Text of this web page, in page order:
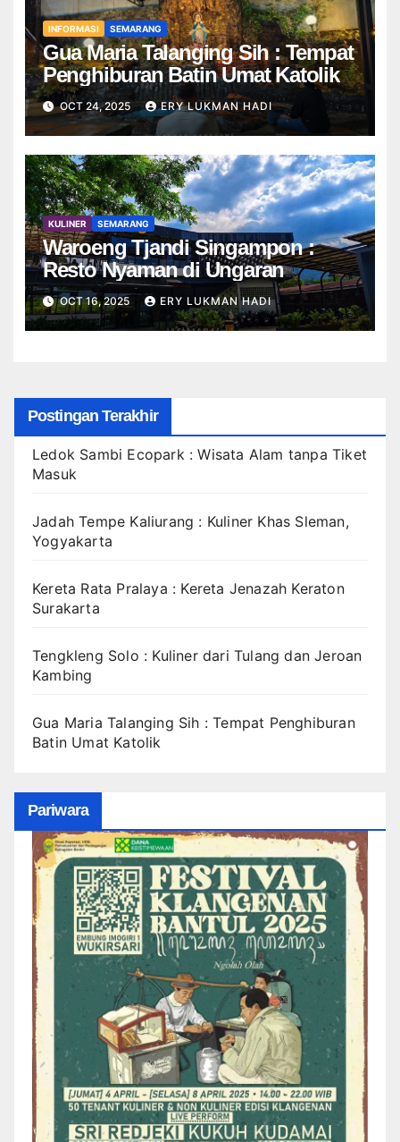
INFORMASI SEMARANG
Gua Maria Talanging Sih : Tempat
Penghiburan Batin Umat Katolik
OCT 24, 2025 ERY LUKMAN HADI
KULINER SEMARANG
Waroeng Tjandi Singampon :
Resto Nyaman di Ungaran
OCT 16, 2025 ERY LUKMAN HADI
Postingan Terakhir
Ledok Sambi Ecopark : Wisata Alam tanpa Tiket
Masuk
Jadah Tempe Kaliurang : Kuliner Khas Sleman,
Yogyakarta
Kereta Rata Pralaya : Kereta Jenazah Keraton
Surakarta
Tengkleng Solo : Kuliner dari Tulang dan Jeroan
Kambing
Gua Maria Talanging Sih : Tempat Penghiburan
Batin Umat Katolik
Pariwara